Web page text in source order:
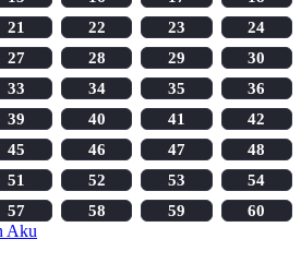
21 22 23
24
27 28 29
30
33 34 35
36
39 40 41
42
45 46 47
48
51 52 53
54
57 58 59 60